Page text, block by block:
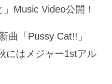
Music Video公開！
曲「Pussy Cat!!」
にはメジャー1stアル